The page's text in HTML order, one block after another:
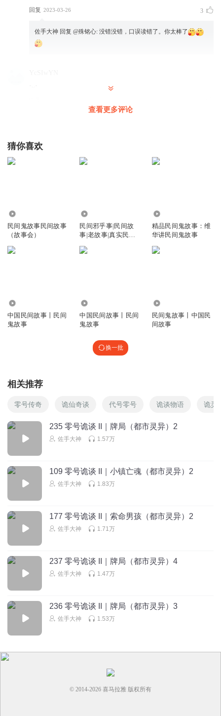
回复 2023-03-26 3
佐手大神 回复 @殊铭心: 没错没错，口误读错了。你太棒了
查看更多评论
猜你喜欢
民间鬼故事民间故事
（故事会）
民间邪乎事|民间故
事|老故事|真实民间
精品民间鬼故事：维
华讲民间鬼故事
中国民间故事丨民间
鬼故事
中国民间故事丨民间
鬼故事
民间鬼故事丨中国民
间故事
换一批
相关推荐
零号传奇 诡仙奇谈 代号零号 诡谈物语 诡灵
235 零号诡谈 II｜牌局（都市灵异）2
佐手大神 1.57万
109 零号诡谈 II｜小镇亡魂（都市灵异）2
佐手大神 1.83万
177 零号诡谈 II｜索命男孩（都市灵异）2
佐手大神 1.71万
237 零号诡谈 II｜牌局（都市灵异）4
佐手大神 1.47万
236 零号诡谈 II｜牌局（都市灵异）3
佐手大神 1.53万
© 2014-2026 喜马拉雅 版权所有